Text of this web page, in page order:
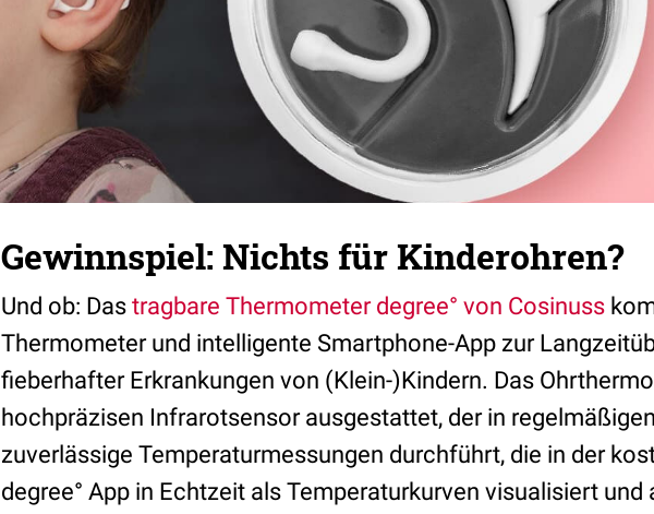
Gewinnspiel: Nichts für Kinderohren?
Und ob: Das tragbare Thermometer degree° von Cosinuss
Thermometer und intelligente Smartphone-App zur
fieberhafter Erkrankungen von (Klein-)Kindern. Das
hochpräzisen Infrarotsensor ausgestattet, der in
zuverlässige Temperaturmessungen durchführt, die in der
degree° App in Echtzeit als Temperaturkurven visualisiert